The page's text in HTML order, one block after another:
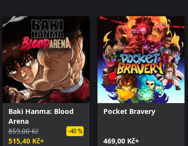
Baki Hanma: Blood
Arena
859,00 Kč
515,40 Kč+
-40 %
Pocket Bravery
469,00 Kč+